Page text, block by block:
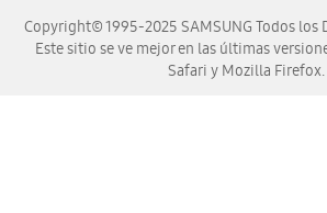
Copyright© 1995-2025 SAMSUNG Todos los
Este sitio se ve mejor en las últimas
Safari y Mozilla Firefox.